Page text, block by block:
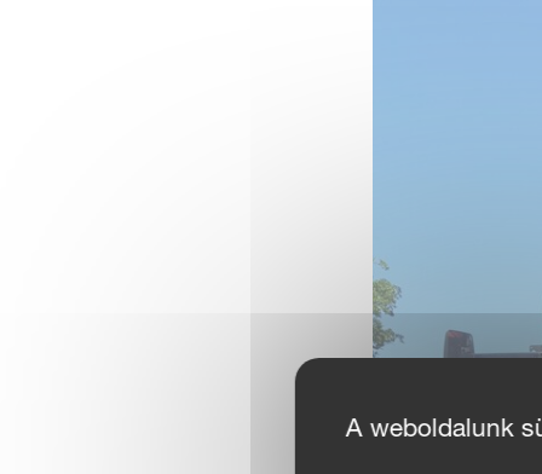
A weboldalunk